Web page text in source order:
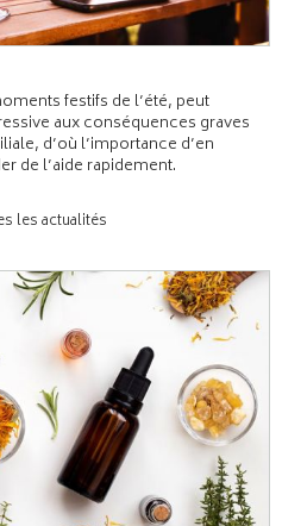
festifs de l’été, peut
aux conséquences graves
d’où l’importance d’en
de l’aide rapidement.
les actualités